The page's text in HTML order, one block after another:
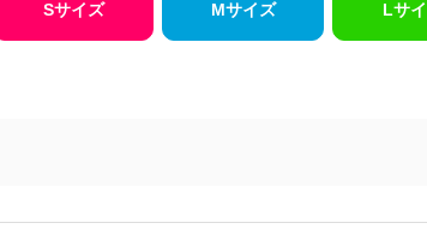
Sサイズ Mサイズ Lサ